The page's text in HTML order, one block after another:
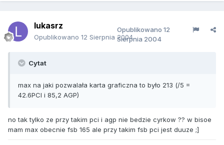
lukasrz
Opublikowano 12 Sierpnia 2004
Opublikowano 12
Sierpnia 2004
Cytat
max na jaki pozwalała karta graficzna to było 213 (/5 =
42.6PCI i 85,2 AGP)
no tak tylko ze przy takim pci i agp nie bedzie cyrkow ?? w bisoe
mam max obecnie fsb 165 ale przy takim fsb pci jest duuze ;]